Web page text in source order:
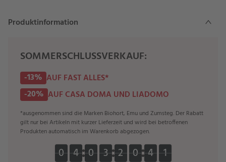
Produktinformation
SOMMERSCHLUSSVERKAUF:
-13% AUF FAST ALLES*
-20% AUF CASA DOMA UND LIADOMO
*ausgenommen sind die Marken Biohort, Emu und Zumsteg. Der Rabatt
gilt nur bei Artikeln mit kurzer Lieferzeit und wird bei betroffenen
Produkten automatisch im Warenkorb abgezogen.
0
0
0
0 4
4
4
4 0
0
0
0 3
3
3
3 2
2
2
2 0
0
0
0 4
4
4
4 0
1
1
0